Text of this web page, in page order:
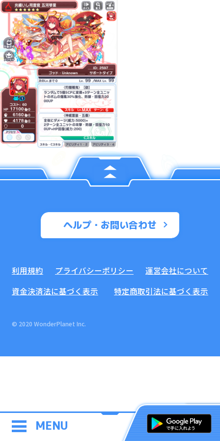
MENU
ヘルプ・お問い合わせ
利用規約 プライバシーポリシー
運営会社について
資金決済法に基づく表示
特定商取引法に基づく表示
© 2020 WonderPlanet Inc.